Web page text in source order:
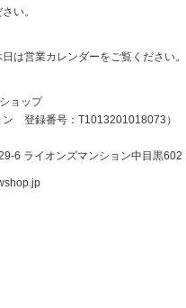
い。
は営業カレンダーをご覧ください。
ョップ
ン 登録番号：T1013201018073）
6 ライオンズマンション中目黒602